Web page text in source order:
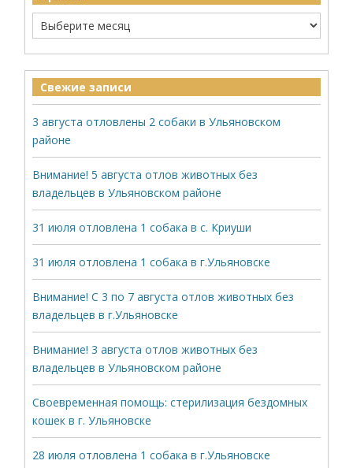
Свежие записи
3 августа отловлены 2 собаки в Ульяновском
районе
Внимание! 5 августа отлов животных без
владельцев в Ульяновском районе
31 июля отловлена 1 собака в с. Криуши
31 июля отловлена 1 собака в г.Ульяновске
Внимание! С 3 по 7 августа отлов животных без
владельцев в г.Ульяновске
Внимание! 3 августа отлов животных без
владельцев в Ульяновском районе
Своевременная помощь: стерилизация бездомных
кошек в г. Ульяновске
28 июля отловлена 1 собака в г.Ульяновске